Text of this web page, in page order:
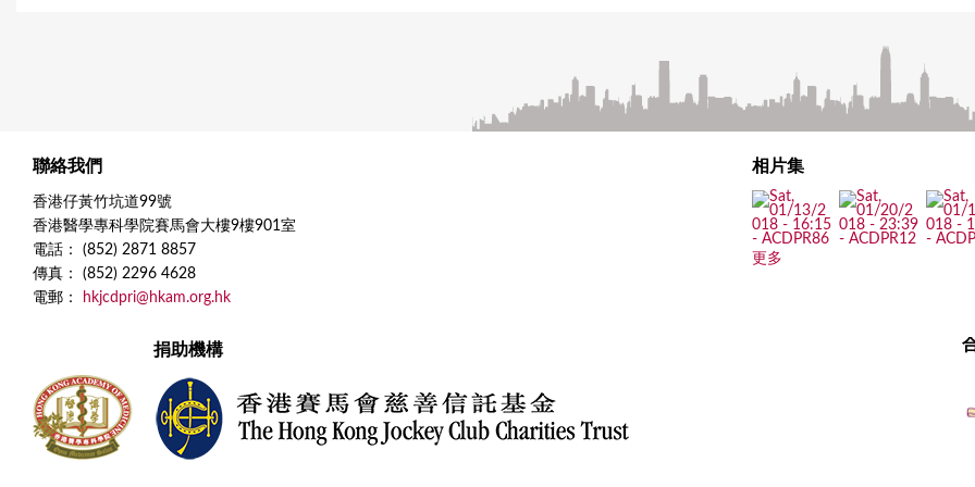
聯絡我們
香港仔黃竹坑道99號
香港醫學專科學院賽馬會大樓9樓901室
電話： (852) 2871 8857
傳真： (852) 2296 4628
電郵：
hkjcdpri@hkam.org.hk
相片集
更多
捐助機構